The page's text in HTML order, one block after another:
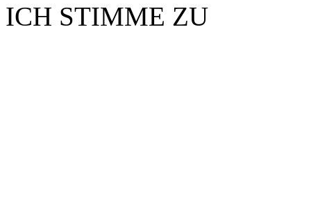
ICH STIMME ZU